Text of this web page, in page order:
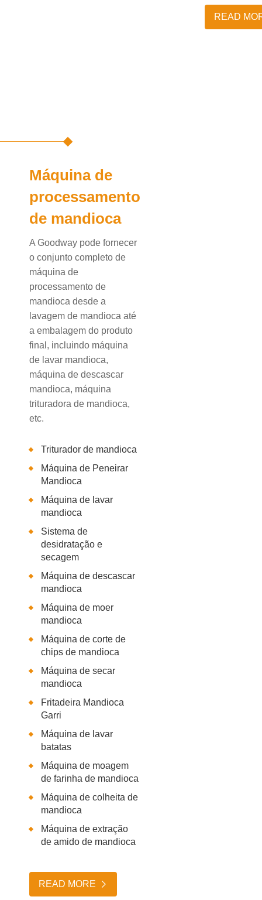
READ
Máquina de
processamento
de mandioca
A Goodway pode fornecer
o conjunto completo de
máquina de
processamento de
mandioca desde a
lavagem de mandioca até
a embalagem do produto
final, incluindo máquina
de lavar mandioca,
máquina de descascar
mandioca, máquina
trituradora de mandioca,
etc.
Triturador de mandioca
Máquina de Peneirar
Mandioca
Máquina de lavar
mandioca
Sistema de
desidratação e
secagem
Máquina de descascar
mandioca
Máquina de moer
mandioca
Máquina de corte de
chips de mandioca
Máquina de secar
mandioca
Fritadeira Mandioca
Garri
Máquina de lavar
batatas
Máquina de moagem
de farinha de mandioca
Máquina de colheita de
mandioca
Máquina de extração
de amido de mandioca
READ MORE 